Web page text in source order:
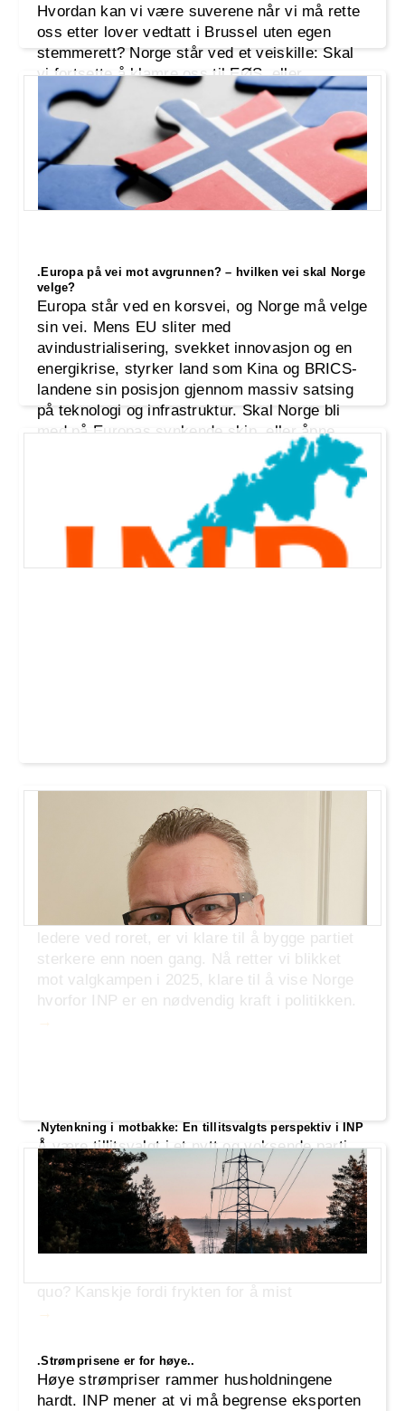
Hvordan kan vi være suverene når vi må rette
oss etter lover vedtatt i Brussel uten egen
stemmerett? Norge står ved et veiskille: Skal
vi fortsette å klamre oss til EØS, eller
gjenopprette vår fulle suverenitet? Industri-
.Europa på vei mot avgrunnen? – hvilken vei skal Norge
velge?
Europa står ved en korsvei, og Norge må velge
sin vei. Mens EU sliter med
avindustrialisering, svekket innovasjon og en
energikrise, styrker land som Kina og BRICS-
landene sin posisjon gjennom massiv satsing
på teknologi og infrastruktur. Skal Norge bli
med på Europas synkende skip, eller åpne
døren til nye markeder og muligheter?
.Er INP historie? Overhodet ikke!
Industri- og Næringspartiet (INP) har hatt sine
utfordringer, men vi er langt fra historie. Med
en dedikert kjerne av medlemmer og dyktige
ledere ved roret, er vi klare til å bygge partiet
sterkere enn noen gang. Nå retter vi blikket
mot valgkampen i 2025, klare til å vise Norge
hvorfor INP er en nødvendig kraft i politikken.
.Nytenkning i motbakke: En tillitsvalgts perspektiv i INP
Å være tillitsvalgt i et nytt og voksende parti
som Industri- og Næringspartiet (INP) er alt
annet enn enkelt. Vi utfordrer det etablerte og
prøver å introdusere nye ideer for å styre
landet, men møter ofte skepsis, motstand og
hån. Hvorfor er det så vanskelig å skape
quo? Kanskje fordi frykten for å mist
.Strømprisene er for høye..
Høye strømpriser rammer husholdningene
hardt. INP mener at vi må begrense eksporten